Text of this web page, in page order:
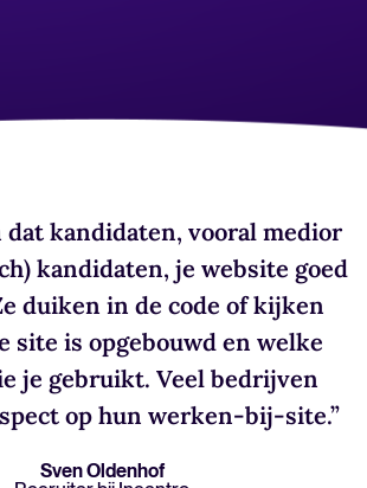
Gids AI in recruitment
dat kandidaten, vooral medior
kandidaten, je website goed
duiken in de code of kijken
site is opgebouwd en welke
je gebruikt. Veel bedrijven
op hun werken-bij-site.”
Sven Oldenhof